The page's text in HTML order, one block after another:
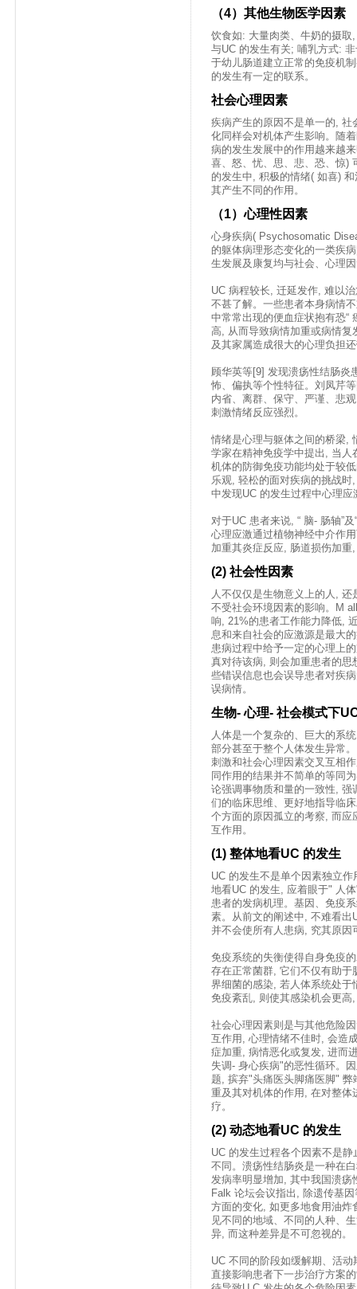
（4）其他生物医学因素
饮食如: 大量肉类、牛奶的摄
与UC 的发生有关; 哺乳方式:
于幼儿肠道建立正常的免疫机
的发生有一定的联系。
社会心理因素
疾病产生的原因不是单一的,
化同样会对机体产生影响。随
病的发生发展中的作用越来越
喜、怒、忧、思、悲、恐、惊)
的发生中, 积极的情绪( 如喜)
其产生不同的作用。
（1）心理性因素
心身疾病( Psychosomatic
的躯体病理形态变化的一类疾
生发展及康复均与社会、心理
UC 病程较长, 迁延发作, 难以
不甚了解。一些患者本身病情
中常常出现的便血症状抱有恐“
高, 从而导致病情加重或病情
及其家属造成很大的心理负担
顾华英等[9] 发现溃疡性结肠炎
怖、偏执等个性特征。刘凤芹
内省、离群、保守、严谨、悲
刺激情绪反应强烈。
情绪是心理与躯体之间的桥梁,
学家在精神免疫学中提出, 当
机体的防御免疫功能均处于较
乐观, 轻松的面对疾病的挑战
中发现UC 的发生过程中心理应
对于UC 患者来说, “ 脑- 肠轴”
心理应激通过植物神经中介作
加重其炎症反应, 肠道损伤加重
(2) 社会性因素
人不仅仅是生物意义上的人,
不受社会环境因素的影响。M
响, 21%的患者工作能力降低,
息和来自社会的应激源是最大
患病过程中给予一定的心理上
真对待该病, 则会加重患者的
些错误信息也会误导患者对疾
误病情。
生物- 心理- 社会模式下
人体是一个复杂的、巨大的系
部分甚至于整个人体发生异常
刺激和社会心理因素交叉互相
同作用的结果并不简单的等同
论强调事物质和量的一致性,
们的临床思维、更好地指导临
个方面的原因孤立的考察, 而应
互作用。
(1) 整体地看UC 的发生
UC 的发生不是单个因素独立
地看UC 的发生, 应着眼于" 人
患者的发病机理。基因、免疫
素。从前文的阐述中, 不难看出
并不会使所有人患病, 究其原因
免疫系统的失衡使得自身免疫
存在正常菌群, 它们不仅有助
界细菌的感染, 若人体系统处
免疫紊乱, 则使其感染机会更
社会心理因素则是与其他危险
互作用, 心理情绪不佳时, 会造
症加重, 病情恶化或复发, 进而
失调- 身心疾病"的恶性循环。
题, 摈弃"头痛医头脚痛医脚"
重及其对机体的作用, 在对整体
疗。
(2) 动态地看UC 的发生
UC 的发生过程各个因素不是
不同。溃疡性结肠炎是一种在
发病率明显增加, 其中我国溃疡
Falk 论坛会议指出, 除遗传基
方面的变化, 如更多地食用油
见不同的地域、不同的人种、
异, 而这种差异是不可忽视的。
UC 不同的阶段如缓解期、活
直接影响患者下一步治疗方案